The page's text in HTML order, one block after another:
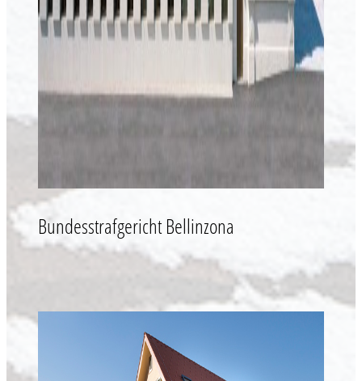
Bundesstrafgericht Bellinzona